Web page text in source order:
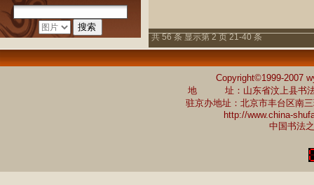
共 56 条 显示第 2 页 21-40 条
Copyright©1999-2007
地 址：山东省汶上县书法
驻京办地址：北京市丰台区南
http://www.china-
中国书法之